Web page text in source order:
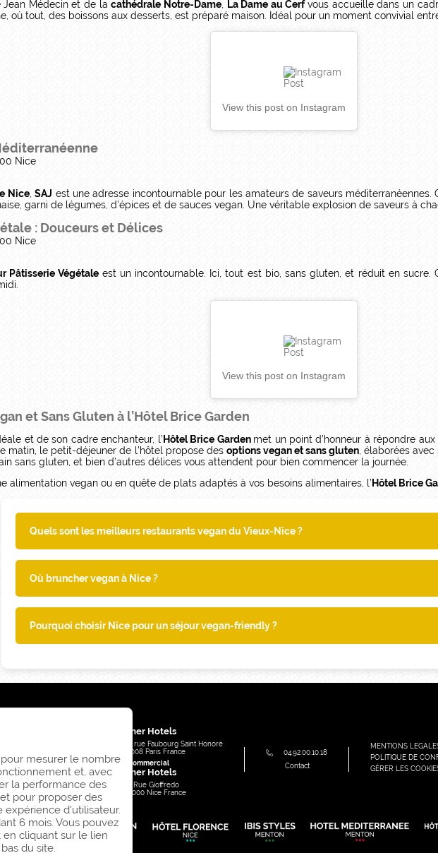
Jean Médecin et de lacathédrale Notre-Dame, La Dame au Cerfvous accueille dans un
où tout, des boissons aux desserts, est préparé maison. Idéal pour un moment convivial
View this post on Instagram
Nice
Nice,SAJ est une adresse incontournable pour les amateurs de saveurs
garni de légumes, d'épices et de sauces vegan. Une véritable explosion de saveurs à
: Douceurs et Délices
Nice
Pâtisserie Végétale est un incontournable. Ici, tout est bio, sans gluten, et réduit en sucre.
View this post on Instagram
et Sans Gluten à l’Hôtel Brice Garden
et de son cadre enchanteur, l’ Hôtel Brice Garden met un point d’honneur à répondre
matin, le petit-déjeuner de l’hôtel propose des options vegan et sans gluten , élaborées
sans gluten, et bien d’autres délices vous attendent pour bien commencer la journée.
alimentation vegan ou en quête de plats adaptés à vos besoins alimentaires, l’ Hôtel Brice
Quels sont les meilleurs restaurants vegan du Vieux-Nice ?
Où bruncher vegan à Nice ?
Pourquoi choisir Nice pour un séjour vegan-friendly ?
Summer Hotels
91, rue Faubourg Saint Honoré
75008 Paris France
Siège commercial
Summer Hotels
49 Rue Gioffredo
06000 Nice France
04.92.00.10.18
Contact
MENTIONS
POLITIQUE DE
GÉRER LES
mesurer le nombre
et, avec
la performance des
pour proposer des
d'utilisateur.
6 mois. Vous pouvez
cliquant sur le lien
du site.